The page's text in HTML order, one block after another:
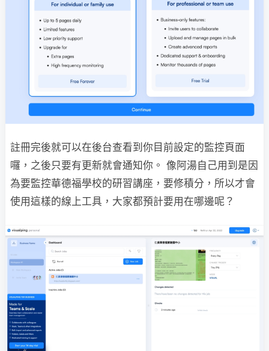
註冊完後就可以在後台查看到你目前設定的監控頁面
囉，之後只要有更新就會通知你。 像阿湯自己用到是因
為要監控華德福學校的研習講座，要修積分，所以才會
使用這樣的線上工具，大家都預計要用在哪邊呢？